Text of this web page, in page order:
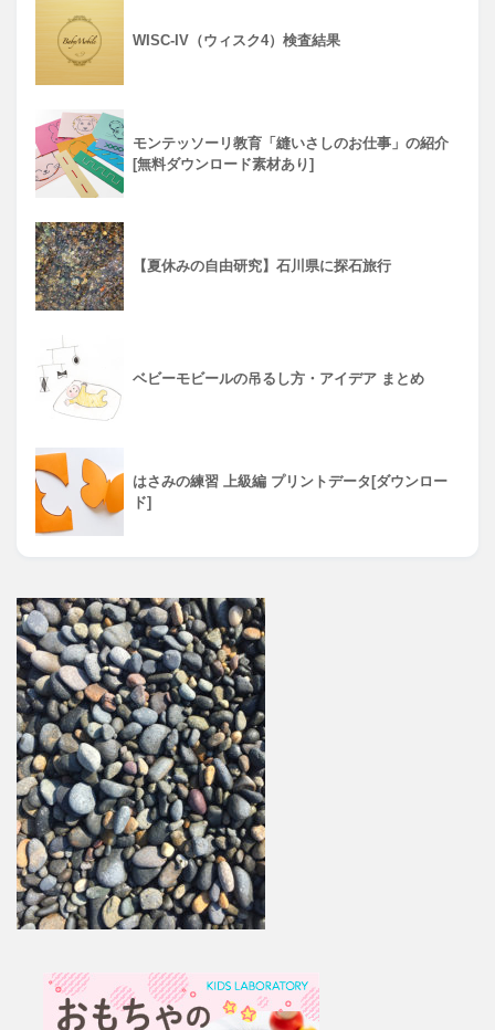
WISC-IV（ウィスク4）検査結果
モンテッソーリ教育「縫いさしのお仕事」の紹介
[無料ダウンロード素材あり]
【夏休みの自由研究】石川県に探石旅行
ベビーモビールの吊るし方・アイデア まとめ
はさみの練習 上級編 プリントデータ[ダウンロー
ド]